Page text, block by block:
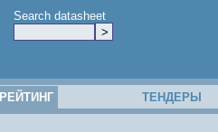
Search datasheet
РЕЙТИНГ ТЕНДЕРЫ